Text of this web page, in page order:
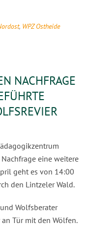
, WPZ Ostheide
NACHFRAGE F
E
S
eine weitere
geht es von 14:00
den Lintzeler Wald.
Wolfsberater
Tür mit den Wölfen.